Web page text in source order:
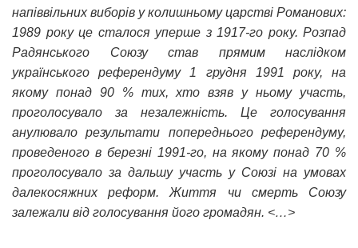
напіввільних виборів у колишньому царстві Романових:
1989 року це сталося уперше з 1917-го року. Розпад
Радянського Союзу став прямим наслідком
українського референдуму 1 грудня 1991 року, на
якому понад 90 % тих, хто взяв у ньому участь,
проголосувало за незалежність. Це голосування
анулювало результати попереднього референдуму,
проведеного в березні 1991-го, на якому понад 70 %
проголосувало за дальшу участь у Союзі на умовах
далекосяжних реформ. Життя чи смерть Союзу
залежали від голосування його громадян. <…>